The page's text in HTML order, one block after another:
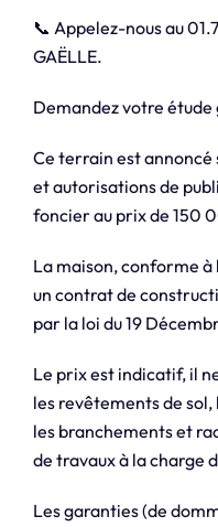
📞 Appelez-nous au
GAËLLE.
Demandez votre
Ce terrain est annoncé
et autorisations de
foncier au prix de 150
La maison, conforme à
un contrat de
par la loi du 19
Le prix est indicatif, il
les revêtements de
les branchements et
de travaux à la charge
Les garanties (de